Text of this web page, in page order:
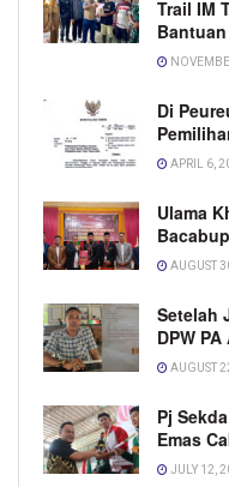
Trail IM
Di
APRIL 6,
Ulama
AUGUST
Setelah
DPW
AUGUST
Pj
Emas
JULY 12,